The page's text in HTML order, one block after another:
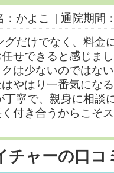
：かよこ | 通院期間
グだけでなく、料金
せできると感じま
は少ないのではな
やはり一番気にな
寧で、親身に相談
付き合うからこそ
チャーの口コ